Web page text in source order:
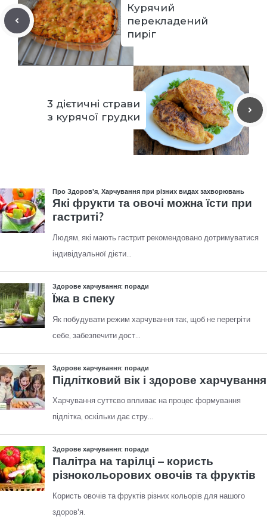
Курячий
перекладений
пиріг
3 дієтичні страви
з курячої грудки